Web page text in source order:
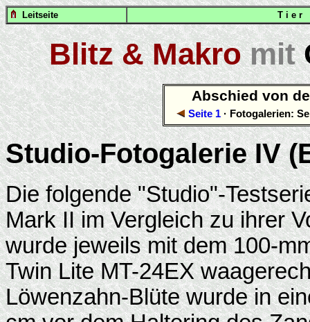
Leitseite T i e r
Blitz & Makromit
Abschied von
Seite 1 · Fotogalerien:
Studio-Fotogalerie IV
Die folgende "Studio"-
Mark II im Vergleich zu ihrer
wurde jeweils mit dem 100-
Twin Lite MT-24EX
Löwenzahn-Blüte wurde in